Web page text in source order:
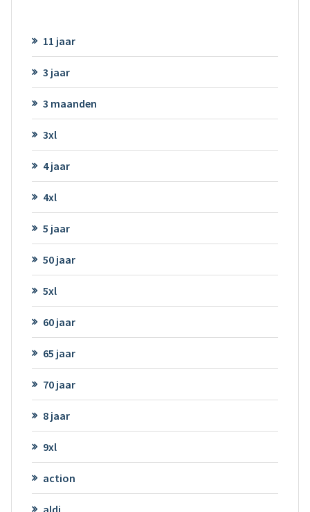
11 jaar
3 jaar
3 maanden
3xl
4 jaar
4xl
5 jaar
50 jaar
5xl
60 jaar
65 jaar
70 jaar
8 jaar
9xl
action
aldi